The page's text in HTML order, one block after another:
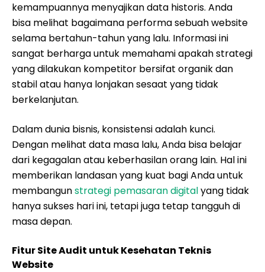
kemampuannya menyajikan data historis. Anda
bisa melihat bagaimana performa sebuah website
selama bertahun-tahun yang lalu. Informasi ini
sangat berharga untuk memahami apakah strategi
yang dilakukan kompetitor bersifat organik dan
stabil atau hanya lonjakan sesaat yang tidak
berkelanjutan.
Dalam dunia bisnis, konsistensi adalah kunci.
Dengan melihat data masa lalu, Anda bisa belajar
dari kegagalan atau keberhasilan orang lain. Hal ini
memberikan landasan yang kuat bagi Anda untuk
membangunstrategi pemasaran digitalyang tidak
hanya sukses hari ini, tetapi juga tetap tangguh di
masa depan.
Fitur Site Audit untuk Kesehatan Teknis
Website